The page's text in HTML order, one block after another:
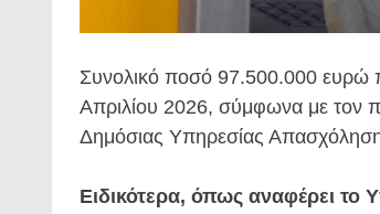
Συνολικό ποσό 97.500.000 ευρώ
Απριλίου 2026, σύμφωνα με τον
Δημόσιας Υπηρεσίας
Ειδικότερα, όπως αναφέρει το